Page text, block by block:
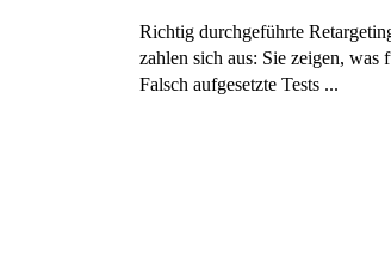
Richtig durchgeführte
zahlen sich aus: Sie zeigen,
Falsch aufgesetzte Tests ...